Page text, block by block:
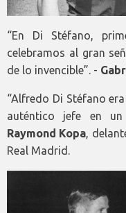
“En Di Stéfano,
celebramos al gran
de lo invencible”. -
“Alfredo Di Stéfano
auténtico jefe en
Raymond Kopa,
Real Madrid.